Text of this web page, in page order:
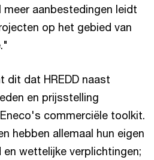
aanbestedingen leidt
op het gebied van
dit dat HREDD naast
en prijsstelling
commerciële toolkit.
hebben allemaal hun eigen
wettelijke verplichtingen;